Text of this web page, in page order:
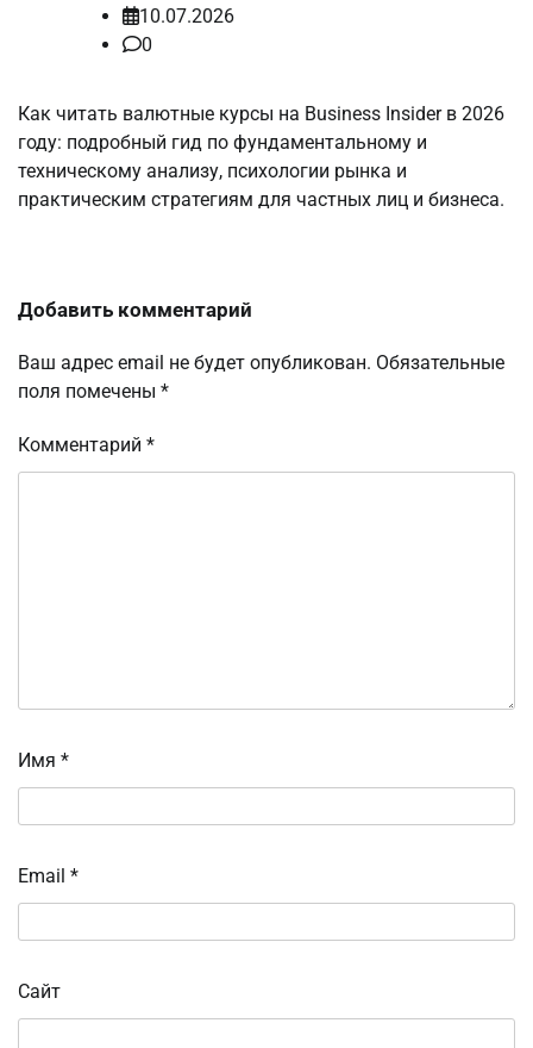
10.07.2026
0
Как читать валютные курсы на Business Insider в 2026
году: подробный гид по фундаментальному и
техническому анализу, психологии рынка и
практическим стратегиям для частных лиц и бизнеса.
Добавить комментарий
Ваш адрес email не будет опубликован. Обязательные
поля помечены *
Комментарий *
Имя *
Email *
Сайт